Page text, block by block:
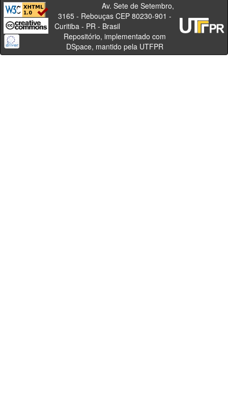
Av. Sete de Setembro,
3165 - Rebouças CEP 80230-901 -
Curitiba - PR - Brasil
Repositório, implementado com
DSpace, mantido pela UTFPR